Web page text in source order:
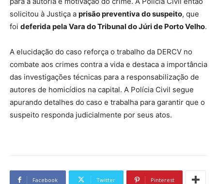
solicitou à Justiça a prisão preventiva do suspeito, que
foi deferida pela Vara do Tribunal do Júri de Porto Velho.
A elucidação do caso reforça o trabalho da DERCV no
combate aos crimes contra a vida e destaca a importância
das investigações técnicas para a responsabilização de
autores de homicídios na capital. A Polícia Civil segue
apurando detalhes do caso e trabalha para garantir que o
suspeito responda judicialmente por seus atos.
Facebook Twitter Pinterest